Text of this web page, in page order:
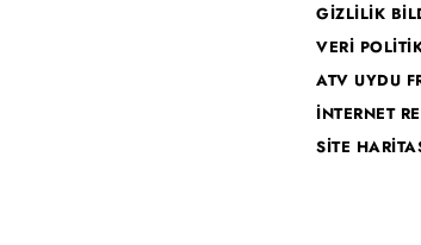
GİZLİLİK
VERİ
ATV UYDU
İNTERNET
SİTE